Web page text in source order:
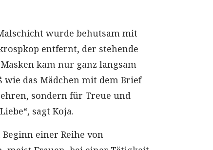
wurde behutsam mit
entfernt, der stehende
kam nur ganz langsam
das Mädchen mit dem Brief
sondern für Treue und
sagt Koja.
einer Reihe von